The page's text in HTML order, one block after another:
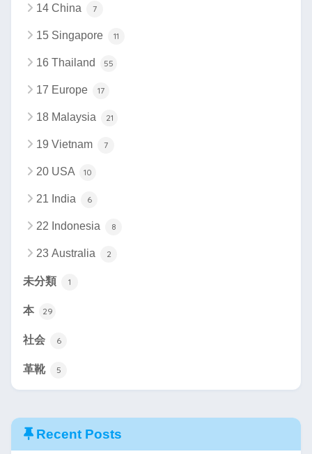
14 China 7
15 Singapore 11
16 Thailand 55
17 Europe 17
18 Malaysia 21
19 Vietnam 7
20 USA 10
21 India 6
22 Indonesia 8
23 Australia 2
未分類 1
本 29
社会 6
革靴 5
Recent Posts